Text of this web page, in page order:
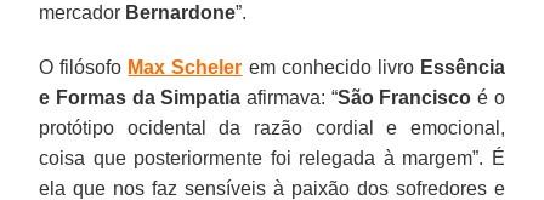
mercador Bernardone”.
O filósofo Max Scheler em conhecido livro Essência
e Formas da Simpatia afirmava: “São Francisco é o
protótipo ocidental da razão cordial e emocional,
coisa que posteriormente foi relegada à margem”. É
ela que nos faz sensíveis à paixão dos sofredores e